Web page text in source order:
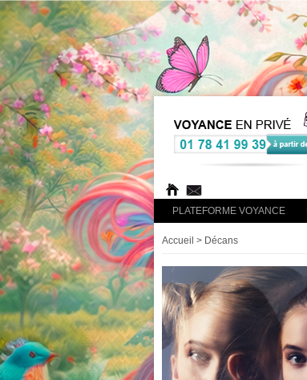
PLATEFORME VOYANCE
Accueil > Décans